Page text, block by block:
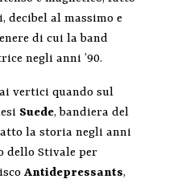
al massimo e
di cui la band
negli anni ’90.
ai vertici quando sul
Suede, bandiera del
la storia negli anni
dello Stivale per
Antidepressants,